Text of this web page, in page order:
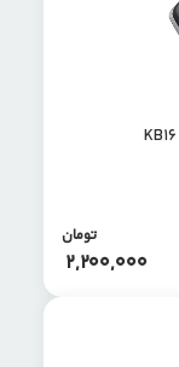
2,200,000
تومان